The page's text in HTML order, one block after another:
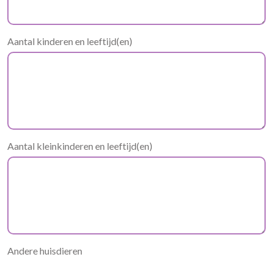
Aantal kinderen en leeftijd(en)
Aantal kleinkinderen en leeftijd(en)
Andere huisdieren